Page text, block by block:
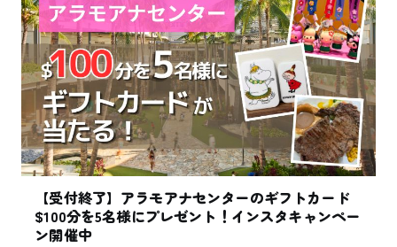
【受付終了】アラモアナセンターのギフトカード
$100分を5名様にプレゼント！インスタキャンペー
ン開催中